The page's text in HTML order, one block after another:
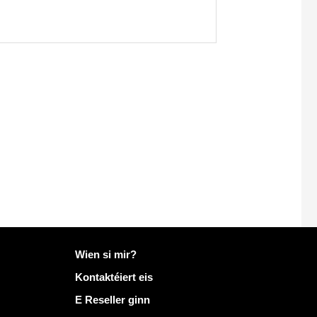
Méi Info op Mailo
Wien si mir?
Kontaktéiert eis
E Reseller ginn